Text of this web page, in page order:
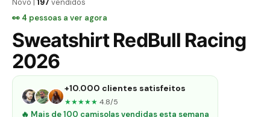
Novo | 197 vendidos
👀 4 pessoas a ver agora
Sweatshirt RedBull Racing
2026
+10.000 clientes satisfeitos
★★★★★ 4.8/5
🔥 Mais de 100 camisolas vendidas esta semana